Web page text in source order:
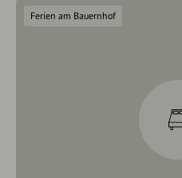
Ferien am Bauernhof